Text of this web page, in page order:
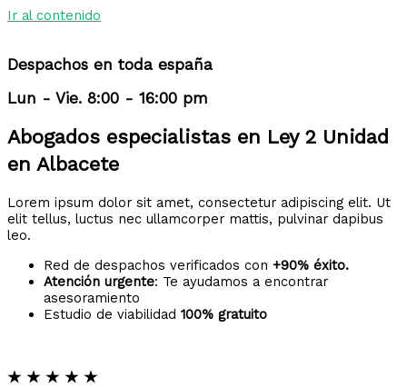
Ir al contenido
Despachos en toda españa
Lun - Vie. 8:00 - 16:00 pm
Abogados especialistas en Ley 2 Unidad
en Albacete
Lorem ipsum dolor sit amet, consectetur adipiscing elit. Ut
elit tellus, luctus nec ullamcorper mattis, pulvinar dapibus
leo.
Red de despachos verificados con +90% éxito.
Atención urgente: Te ayudamos a encontrar
asesoramiento
Estudio de viabilidad 100% gratuito
★ ★ ★ ★ ★